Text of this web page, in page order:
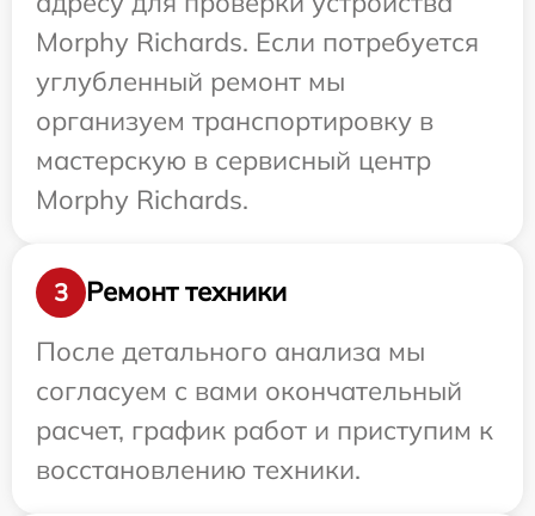
Morphy Richards. Если потребуется
углубленный ремонт мы
организуем транспортировку в
мастерскую в сервисный центр
Morphy Richards.
3
Ремонт техники
После детального анализа мы
согласуем с вами окончательный
расчет, график работ и приступим к
восстановлению техники.